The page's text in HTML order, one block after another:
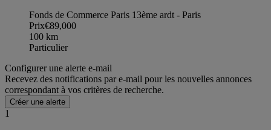
Fonds de Commerce Paris 13ème ardt - Paris
Prix€89,000
100 km
Particulier
Configurer une alerte e-mail
Recevez des notifications par e-mail pour les nouvelles annonces
correspondant à vos critères de recherche.
Créer une alerte
1